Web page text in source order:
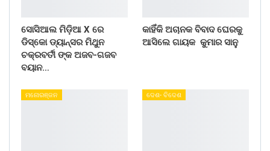
ସୋସିଆଲ ମିଡ଼ିଆ X ରେ
ଡିସ୍କୋ ଡ୍ୟାନ୍ସର ମିଥୁନ
ଚକ୍ରବର୍ତୀ ଙ୍କ ଅଜବ-ଗଜବ
ବୟାନ…
କାହିଁକି ଅଚାନକ ବିବାଦ ଘେରକୁ
ଆସିଲେ ଗାୟକ କୁମାର ସାନୁ
ମନୋରଞ୍ଜନ ଦେଶ- ବିଦେଶ